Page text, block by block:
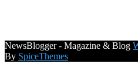
NewsBlogger - Magazine & Blog
By SpiceThemes